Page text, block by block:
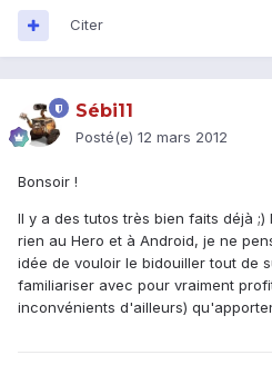
Citer
Sébi11
Posté(e) 12 mars 2012
Bonsoir !
Il y a des tutos très bien faits déjà
rien au Hero et à Android, je ne
idée de vouloir le bidouiller tout de
familiariser avec pour vraiment
inconvénients d'ailleurs)